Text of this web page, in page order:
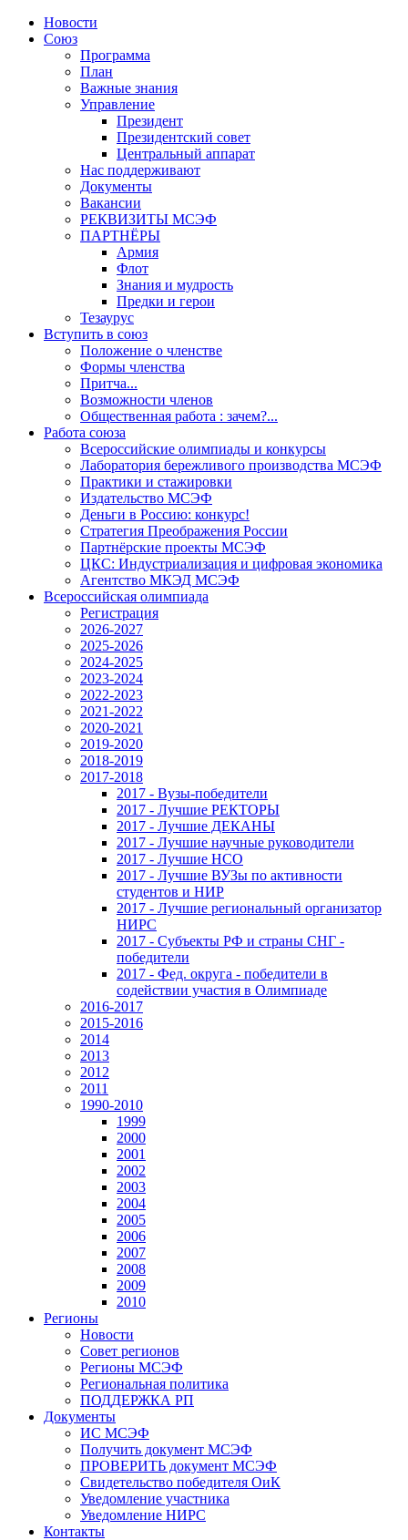
Новости
Союз
Программа
План
Важные знания
Управление
Президент
Президентский совет
Центральный аппарат
Нас поддерживают
Документы
Вакансии
РЕКВИЗИТЫ МСЭФ
ПАРТНЁРЫ
Армия
Флот
Знания и мудрость
Предки и герои
Тезаурус
Вступить в союз
Положение о членстве
Формы членства
Притча...
Возможности членов
Общественная работа : зачем?...
Работа союза
Всероссийские олимпиады и конкурсы
Лаборатория бережливого производства МСЭФ
Практики и стажировки
Издательство МСЭФ
Деньги в Россию: конкурс!
Стратегия Преображения России
Партнёрские проекты МСЭФ
ЦКС: Индустриализация и цифровая экономика
Агентство МКЭД МСЭФ
Всероссийская олимпиада
Регистрация
2026-2027
2025-2026
2024-2025
2023-2024
2022-2023
2021-2022
2020-2021
2019-2020
2018-2019
2017-2018
2017 - Вузы-победители
2017 - Лучшие РЕКТОРЫ
2017 - Лучшие ДЕКАНЫ
2017 - Лучшие научные руководители
2017 - Лучшие НСО
2017 - Лучшие ВУЗы по активности
студентов и НИР
2017 - Лучшие региональный организатор
НИРС
2017 - Субъекты РФ и страны СНГ -
победители
2017 - Фед. округа - победители в
содействии участия в Олимпиаде
2016-2017
2015-2016
2014
2013
2012
2011
1990-2010
1999
2000
2001
2002
2003
2004
2005
2006
2007
2008
2009
2010
Регионы
Новости
Совет регионов
Регионы МСЭФ
Региональная политика
ПОДДЕРЖКА РП
Документы
ИС МСЭФ
Получить документ МСЭФ
ПРОВЕРИТЬ документ МСЭФ
Свидетельство победителя ОиК
Уведомление участника
Уведомление НИРС
Контакты